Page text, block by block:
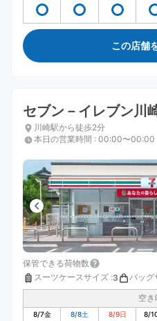
この店舗
セブン－イレブン川
川崎駅から徒歩2分
本日の営業時間 : 00:00〜00:00
保管できる荷物数
スーツケースサイズ :3 バッグ
空き
8/7金 8/8土 8/9日 8/